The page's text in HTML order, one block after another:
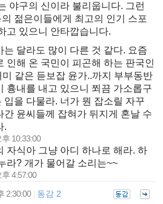
야구의 신이라 불리웁니다. 그런
젊은이들에게 최고의 인기 스포
고 있으니 안타깝습니다.
는 달라도 많이 다른 것 같다. 요즘
인해 온 국민이 피곤해 하는 판국인
같은 듣보잡 윤가..까지 부부동반
흉내를 내고 있으니 쬐끔 가소롭구
입을 다물라. 너가 뭔 잡소릴 자꾸
간 윤씨들께 잡혀가 뒤지게 혼날 수
.
10:33:00
자식아 그냥 아디 하나로 해라. 하
라? 개가 물어갈 소리는~~
4:57:00
2:30:00 동감 2